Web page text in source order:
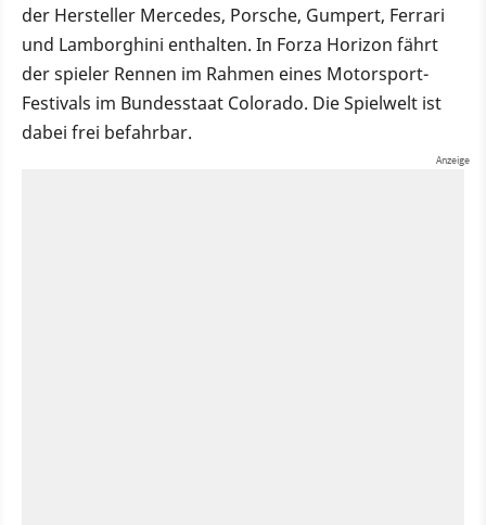
der Hersteller Mercedes, Porsche, Gumpert, Ferrari
und Lamborghini enthalten. In Forza Horizon fährt
der spieler Rennen im Rahmen eines Motorsport-
Festivals im Bundesstaat Colorado. Die Spielwelt ist
dabei frei befahrbar.